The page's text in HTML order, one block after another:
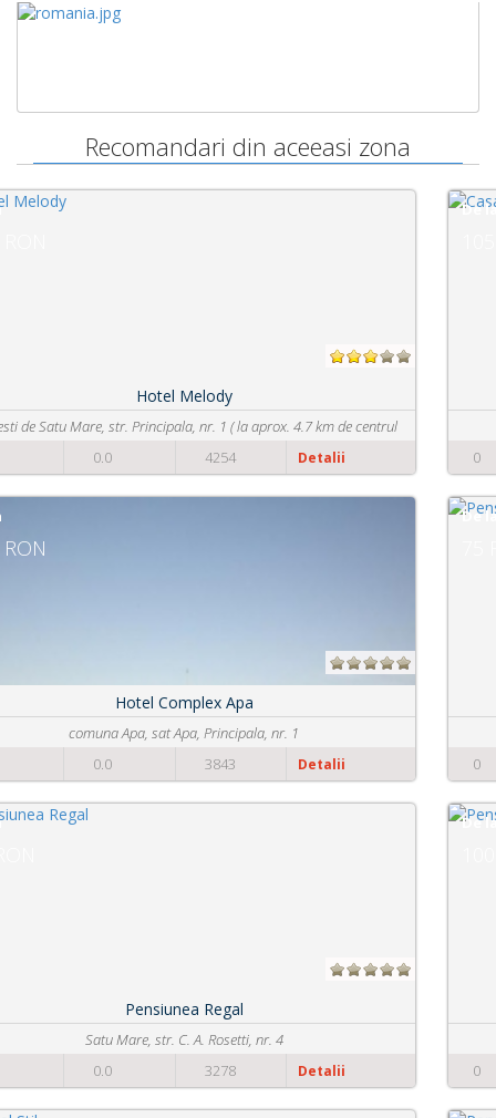
Recomandari din aceeasi zona
De la
Casa Transilvania
Strada Avram Iancu nr.39/A
2092
75 RON
Pensiune Tranzit Accomodation
Strada Aurel Vlaicu nr. 52
1859
De la
Pensiunea La Conac
Strada Mioritei nr. 99
2351